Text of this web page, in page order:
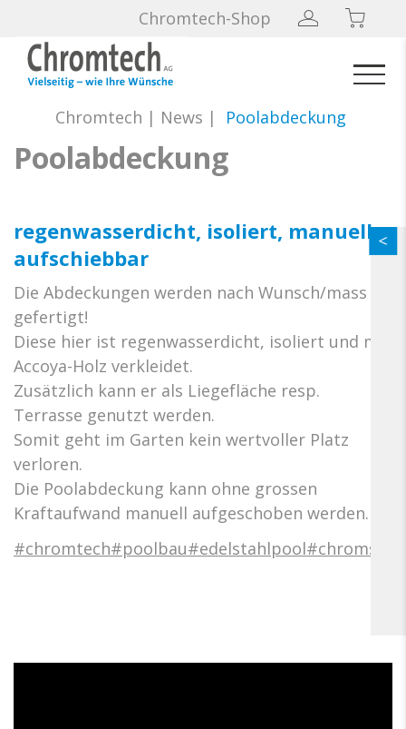
Chromtech-Shop
Chromtech | News | Poolabdeckung
Poolabdeckung
regenwasserdicht, isoliert, manuell
aufschiebbar
Die Abdeckungen werden nach Wunsch/mass
gefertigt!
Diese hier ist regenwasserdicht, isoliert und mit
Accoya-Holz verkleidet.
Zusätzlich kann er als Liegefläche resp.
Terrasse genutzt werden.
Somit geht im Garten kein wertvoller Platz
verloren.
Die Poolabdeckung kann ohne grossen
Kraftaufwand manuell aufgeschoben werden.
#chromtech#poolbau#edelstahlpool